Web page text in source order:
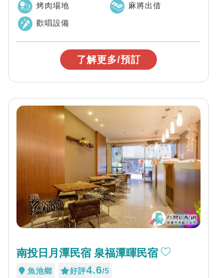
烤肉場地 麻將出借
歡唱設備
了解更多/預訂
南投日月潭民宿 泉福潭暉民宿
魚池鄉 好評4.6/5